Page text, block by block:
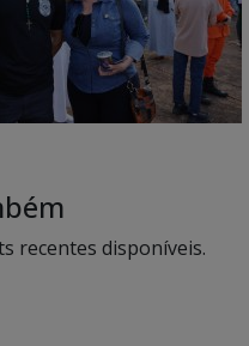
recentes disponíveis.